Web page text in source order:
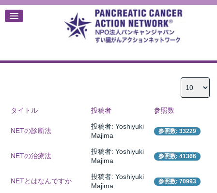
タイトル 投稿者 参照数
NETの診断法
投稿者: Yoshiyuki
Majima
参照数: 33229
NETの治療法
投稿者: Yoshiyuki
Majima
参照数: 41366
NETとはなんですか
投稿者: Yoshiyuki
Majima
参照数: 70993